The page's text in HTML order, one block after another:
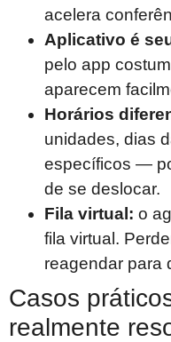
acelera
Aplicativo é
pelo app
aparecem
Horários
unidades, dias
específicos —
de se deslocar.
Fila virtual: o
fila virtual.
reagendar para
Casos
realmente